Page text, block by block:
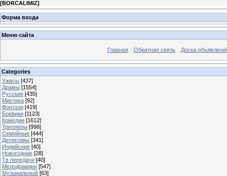
[BORCALIMIZ]
Форма входа
Меню сайта
Главная Обратная связь Доска
Categories
Ужасы [437]
Драмы [1554]
Русские [435]
Мистика [92]
Фэнтази [419]
Боевики [1123]
Комедии [1612]
Триллеры [998]
Семейные [444]
Детективы [341]
Индийские [40]
Новогодние [28]
Тв передачи [40]
Мелодраммы [547]
Музыкальный [63]